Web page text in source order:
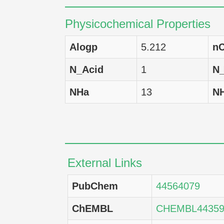
IGROV-1
UACC-62
UACC-257
SK-MEL-5
Malme-3M
M14
LOX IMVI
Physicochemical Properties
Alogp 5.212
N_Acid 1
NHa 13
External Links
PubChem 44564079
ChEMBL